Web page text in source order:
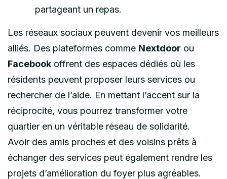
partageant un repas.
Les réseaux sociaux peuvent devenir vos meilleurs
alliés. Des plateformes comme Nextdoor ou
Facebook offrent des espaces dédiés où les
résidents peuvent proposer leurs services ou
rechercher de l’aide. En mettant l’accent sur la
réciprocité, vous pourrez transformer votre
quartier en un véritable réseau de solidarité.
Avoir des amis proches et des voisins prêts à
échanger des services peut également rendre les
projets d’amélioration du foyer plus agréables.